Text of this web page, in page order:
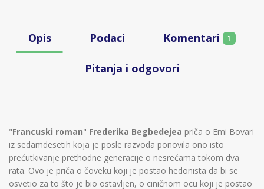
Opis Podaci Komentari 1
Pitanja i odgovori
"Francuski roman" Frederika Begbedejea priča o Emi Bovari
iz sedamdesetih koja je posle razvoda ponovila ono isto
prećutkivanje prethodne generacije o nesrećama tokom dva
rata. Ovo je priča o čoveku koji je postao hedonista da bi se
osvetio za to što je bio ostavljen, o ciničnom ocu koji je postao